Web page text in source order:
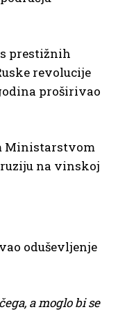
prestižnih
revolucije
proširivao
Ministarstvom
na vinskoj
oduševljenje
a moglo bi se